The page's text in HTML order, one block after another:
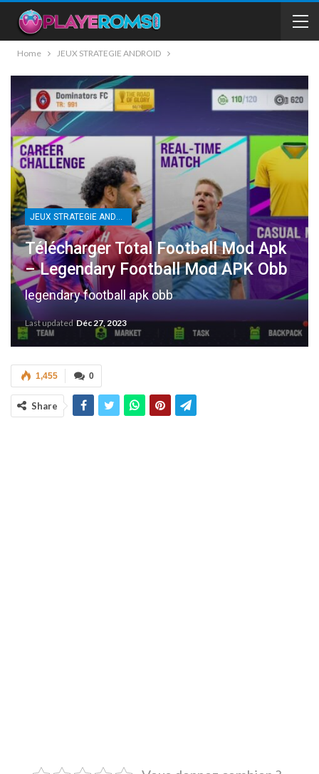
Home JEUX STRATEGIE ANDROID
JEUX STRATEGIE ANDROID
Télécharger Total Football Mod Apk
– Legendary Football Mod APK Obb
legendary football apk obb
Last updatedDéc 27, 2023
0
1,455
Share